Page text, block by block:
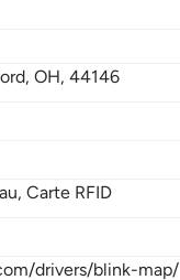
OH,44146
Carte RFID
drivers/blink-map/